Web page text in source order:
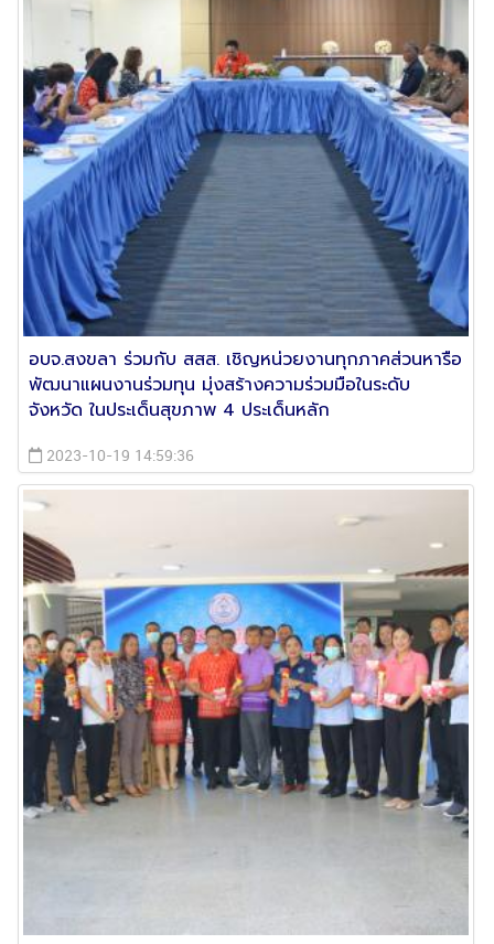
อบจ.สงขลา ร่วมกับ สสส. เชิญหน่วยงานทุกภาคส่วนหารือ
พัฒนาแผนงานร่วมทุน มุ่งสร้างความร่วมมือในระดับ
จังหวัด ในประเด็นสุขภาพ 4 ประเด็นหลัก
2023-10-19 14:59:36